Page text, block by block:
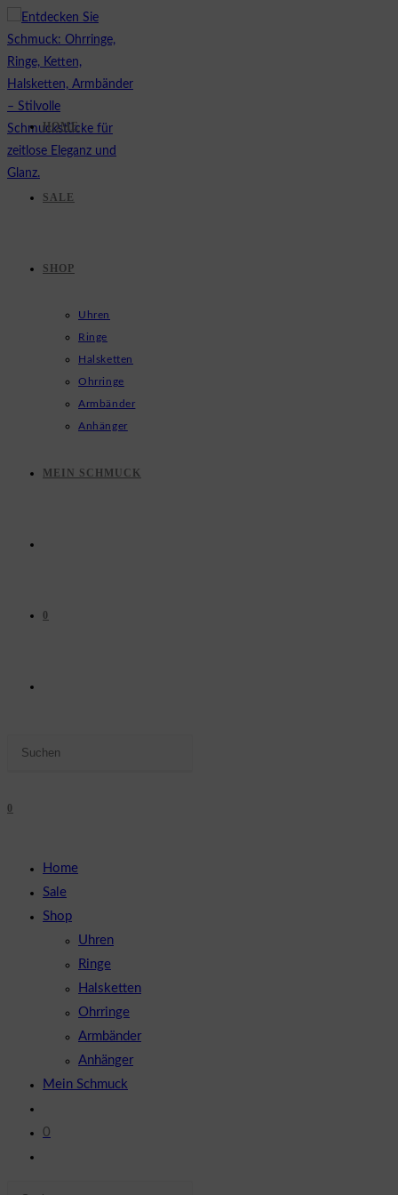
Zum
Inhalt
springen
HOME
SALE
SHOP
Uhren
Ringe
Halsketten
Ohrringe
Armbänder
Anhänger
MEIN SCHMUCK
0
SUCHE
0
Home
Sale
Shop
Uhren
Ringe
Halsketten
Ohrringe
Armbänder
Anhänger
Mein Schmuck
0